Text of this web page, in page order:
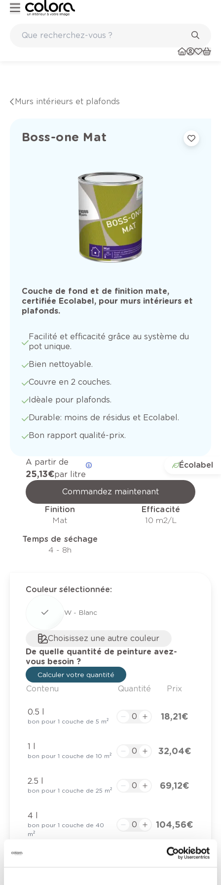
Murs intérieurs et plafonds
Boss-one Mat
Couche de fond et de finition mate,
certifiée Ecolabel, pour murs intérieurs et
plafonds.
Facilité et efficacité grâce au système du
pot unique.
Bien nettoyable.
Couvre en 2 couches.
Idèale pour plafonds.
Durable: moins de résidus et Ecolabel.
Bon rapport qualité-prix.
A partir de
25,13 €par litre
Écolabel
Commandez maintenant
Finition
Mat
Efficacité
10 m2/L
Temps de séchage
4 - 8h
Couleur sélectionnée:
W - Blanc
Choisissez une autre couleur
De quelle quantité de peinture avez-
vous besoin ?
Calculer votre quantité
Contenu Quantité Prix
0.5 l
bon pour 1 couche de 5 m² 18,21 €
1 l
bon pour 1 couche de 10 m² 32,04 €
2.5 l
bon pour 1 couche de 25 m² 69,12 €
4 l
bon pour 1 couche de 40
m²
104,56 €